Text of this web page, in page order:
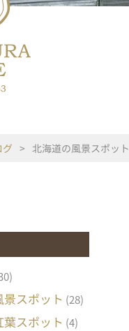
グ > 北海道の風景スポット
スポット (28)
スポット (4)